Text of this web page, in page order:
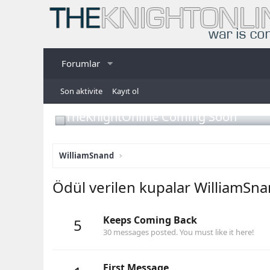
Forumlar
Son aktivite Kayıt ol
TheKnightOnline Coming Soon
WilliamSnand
Ödül verilen kupalar
5
Keeps Coming Back
30 messages posted. You must like it here!